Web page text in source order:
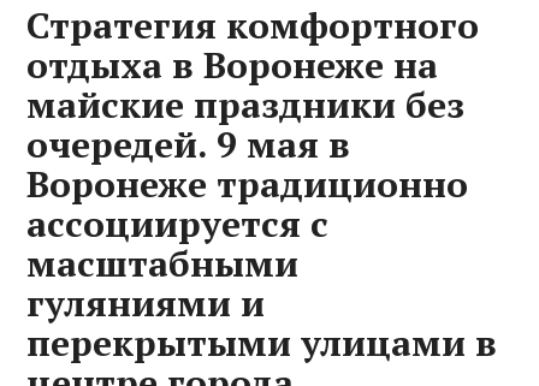
Стратегия комфортного
отдыха в Воронеже на
майские праздники без
очередей. 9 мая в
Воронеже традиционно
ассоциируется с
масштабными
гуляниями и
перекрытыми улицами в